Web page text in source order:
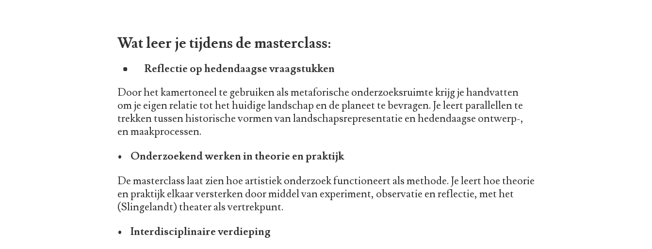
Wat leer je tijdens de masterclass:
Reflectie op hedendaagse vraagstukken
Door het kamertoneel te gebruiken als metaforische onderzoeksruimte krijg je handvatten
om je eigen relatie tot het huidige landschap en de planeet te bevragen. Je leert parallellen te
trekken tussen historische vormen van landschapsrepresentatie en hedendaagse ontwerp-,
en maakprocessen.
• Onderzoekend werken in theorie en praktijk
De masterclass laat zien hoe artistiek onderzoek functioneert als methode. Je leert hoe theorie
en praktijk elkaar versterken door middel van experiment, observatie en reflectie, met het
(Slingelandt) theater als vertrekpunt.
• Interdisciplinaire verdieping